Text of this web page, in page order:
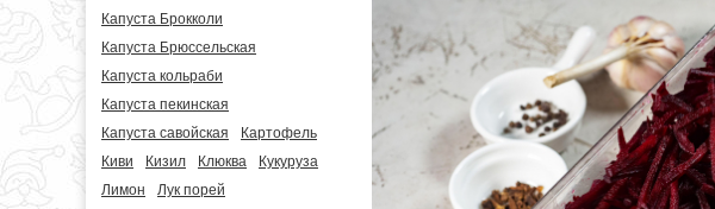
Капуста Брокколи
Капуста Брюссельская
Капуста кольраби
Капуста пекинская
Капуста савойская
Картофель
Киви
Кизил Клюква
Кукуруза
Лимон
Лук порей